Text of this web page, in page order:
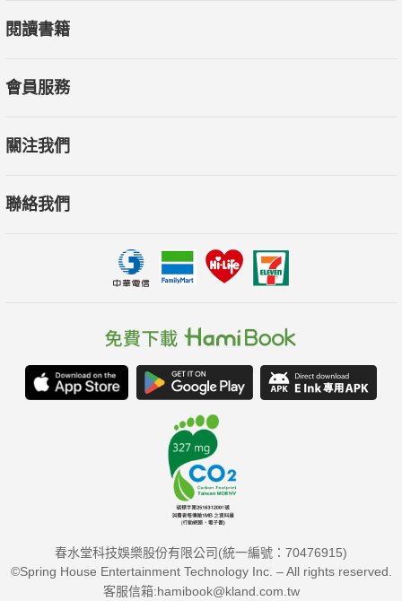
閱讀書籍
會員服務
關注我們
聯絡我們
春水堂科技娛樂股份有限公司(統一編號：70476915)
©Spring House Entertainment Technology Inc. – All rights reserved.
客服信箱:hamibook@kland.com.tw